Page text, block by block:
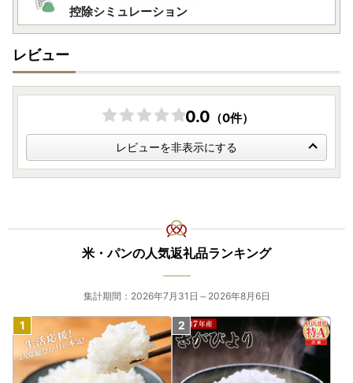
控除シミュレーション
レビュー
0.0 （0件）
レビューを非表示にする
米・パンの人気返礼品ランキング
集計期間：2026年7月31日～2026年8月6日